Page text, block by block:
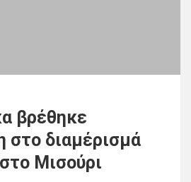
βρέθηκε
στο διαμέρισμά
Μισούρι